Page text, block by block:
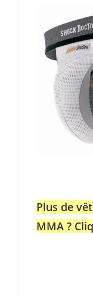
Plus de
MMA ?